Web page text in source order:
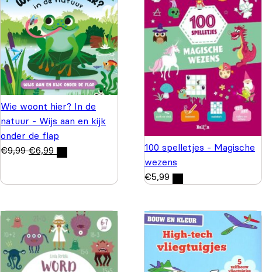
Wie woont hier? In de
natuur - Wijs aan en kijk
onder de flap
€9,99 €6,99
100 spelletjes - Magische
wezens
€5,99